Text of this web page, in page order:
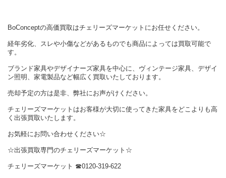
BoConceptの高価買取はチェリーズマーケットにお任せください。
経年劣化、スレや小傷などがあるものでも商品によっては買取可能で
す。
ブランド家具やデザイナーズ家具を中心に、ヴィンテージ家具、デザイ
ン照明、家電製品など幅広く買取いたしております。
売却予定の方は是非、弊社にお声がけください。
チェリーズマーケットはお客様が大切に使ってきた家具をどこよりも高
く出張買取いたします。
お気軽にお問い合わせください☆
☆出張買取専門のチェリーズマーケット☆
チェリーズマーケット ☎︎0120-319-622